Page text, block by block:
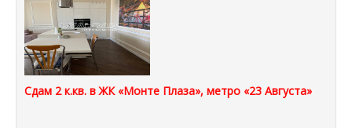
Сдам 2 к.кв. в ЖК «Монте Плаза», метро «23 Августа»